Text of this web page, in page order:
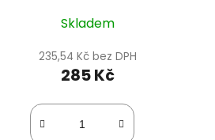
Skladem
235,54 Kč bez DPH
285 Kč